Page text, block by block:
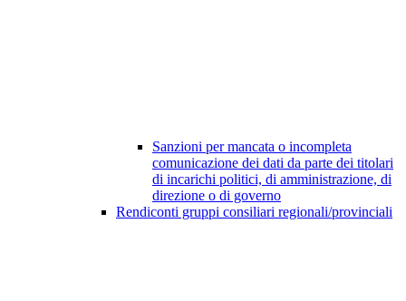
Sanzioni per mancata o incompleta
comunicazione dei dati da parte dei titolari
di incarichi politici, di amministrazione, di
direzione o di governo
Rendiconti gruppi consiliari regionali/provinciali